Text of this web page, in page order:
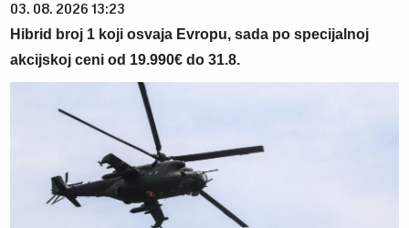
03. 08. 2026 13:23
Hibrid broj 1 koji osvaja Evropu, sada po specijalnoj
akcijskoj ceni od 19.990€ do 31.8.